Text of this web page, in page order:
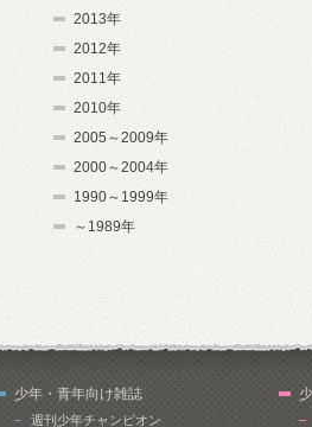
2013年
2012年
2011年
2010年
2005～2009年
2000～2004年
1990～1999年
～1989年
少年・青年向け雑誌
週刊少年チャンピオン